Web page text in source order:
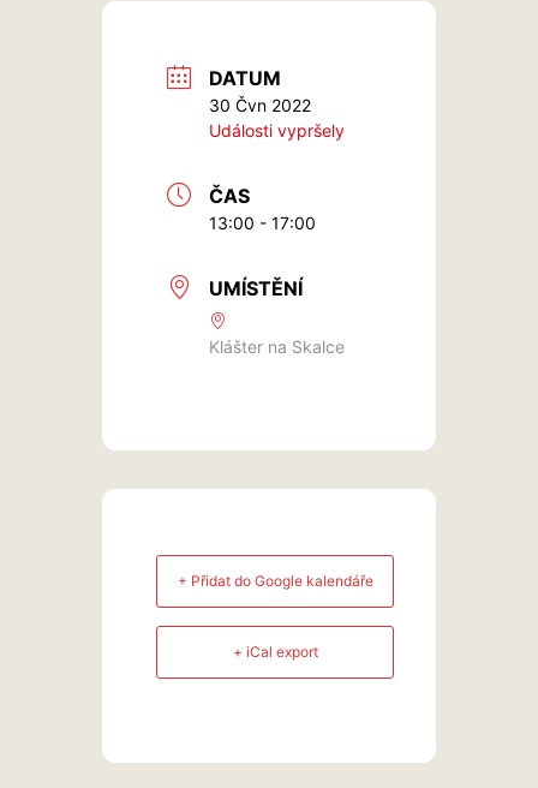
DATUM
30 Čvn 2022
Události vypršely
ČAS
13:00 - 17:00
UMÍSTĚNÍ
Klášter na Skalce
+ Přidat do Google kalendáře
+ iCal export